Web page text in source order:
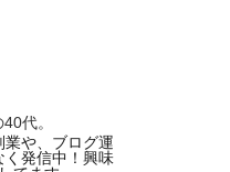
代。
や、ブログ運
く発信中！興味